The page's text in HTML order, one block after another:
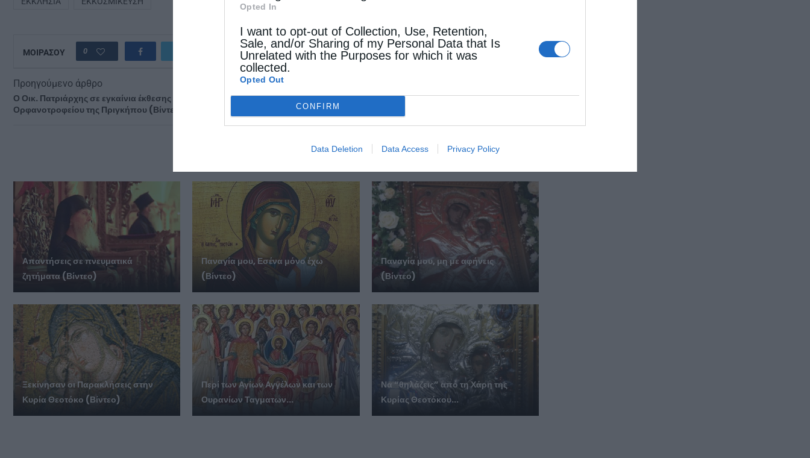
Opted In
I want to opt-out of Collection, Use, Retention,
Sale, and/or Sharing of my Personal Data that Is
Unrelated with the Purposes for which it was
collected.
Opted Out
CONFIRM
Data Deletion Data Access Privacy Policy
ΜΟΙΡΑΣΟΥ 0
Προηγούμενο άρθρο
Ο Οικ. Πατριάρχης σε εγκαίνια έκθεσης για την ιστορία του
Ορφανοτροφείου της Πριγκήπου (Βίντεο)
Σουηδίας Κλεόπας: «Πόσο πολύ σ’ αγάπησα, ποτέ δε θα το
ΔΕΙΤΕ ΕΠΙΣΗΣ
Απαντήσεις σε πνευματικά
ζητήματα (Βίντεο)
Παναγία μου, Εσένα μόνο έχω
(Βίντεο)
Παναγία μου, μη με αφήνεις
(Βίντεο)
Ξεκίνησαν οι Παρακλήσεις στην
Κυρία Θεοτόκο (Βίντεο)
Περί των Αγίων Αγγέλων και των
Ουρανίων Ταγματων...
Να “θηλάζεις” από τη Χάρη της
Κυρίας Θεοτόκου...